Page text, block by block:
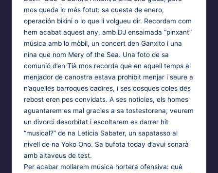
mos queda lo més fotut: sa cuesta de enero,
operación bikini o lo que li volgueu dir. Recordam com
hem acabat aquest any, amb DJ ensaimada “pinxant”
música amb lo mòbil, un concert den Ganxito i una
nina que nom Mery of the Sea. Una foto de sa
comunió d’en Tià mos recorda que en aquell temps al
menjador de canostra estava prohibit menjar i seure a
n’aquelles barroques cadires, i ses cosques coles des
rebost eren pes convidats. A ses noticies, els homes
aguantarem es mal gracies a sa tostestorena, veurem
un divorci desorbitat i escoltarem es darrer hit
“musical?” de na Leticia Sabater, un sapatasso al
nivell de na Yoko Ono. Sa bufota today d’avui sonarà
amb altaveus de test.
Per acabar mollarem música hortera ofensiva: què